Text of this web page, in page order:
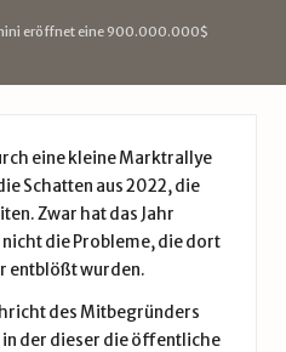
eröffnet eine 900.000.000$
eine kleine Marktrallye
Schatten aus 2022, die
Zwar hat das Jahr
die Probleme, die dort
entblößt wurden.
des Mitbegründers
in der dieser die öffentliche